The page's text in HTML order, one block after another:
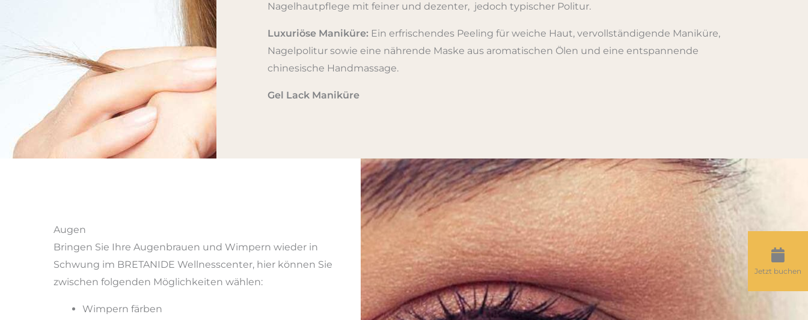
Nagelhautpflege mit feiner und dezenter, jedoch typischer Politur.
Luxuriöse Maniküre: Ein erfrischendes Peeling für weiche Haut, vervollständigende Maniküre,
Nagelpolitur sowie eine nährende Maske aus aromatischen Ölen und eine entspannende
chinesische Handmassage.
Gel Lack Maniküre
Augen
Bringen Sie Ihre Augenbrauen und Wimpern wieder in
Schwung im BRETANIDE Wellnesscenter, hier können Sie
zwischen folgenden Möglichkeiten wählen:
Wimpern färben
Jetzt buchen